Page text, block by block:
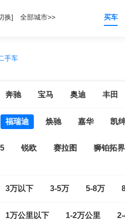
换] 全部城市>> 买车
手车
奔驰 宝马 奥迪 丰田
福瑞迪 焕驰 嘉华 凯
锐欧 赛拉图 狮铂拓界
3万以下 3-5万 5-8万
1万公里以下 1-2万公里